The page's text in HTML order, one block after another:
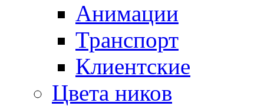
Анимации
Транспорт
Клиентские
Цвета ников